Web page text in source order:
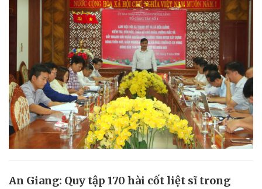
An Giang: Quy tập 170 hài cốt liệt sĩ trong